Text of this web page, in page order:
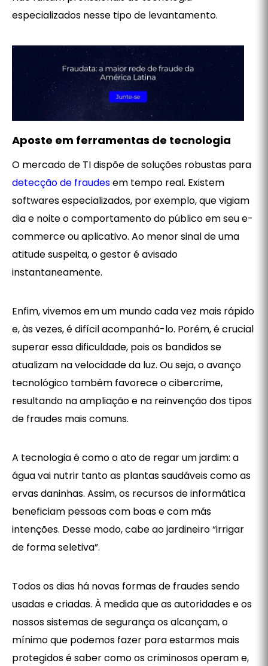
especializados nesse tipo de levantamento.
Aposte em ferramentas de tecnologia
O mercado de TI dispõe de soluções robustas para
detecção de fraudesem tempo real. Existem
softwares especializados, por exemplo, que vigiam
dia e noite o comportamento do público em seu e-
commerce ou aplicativo. Ao menor sinal de uma
atitude suspeita, o gestor é avisado
instantaneamente.
Enfim, vivemos em um mundo cada vez mais rápido
e, às vezes, é difícil acompanhá-lo. Porém, é crucial
superar essa dificuldade, pois os bandidos se
atualizam na velocidade da luz. Ou seja, o avanço
tecnológico também favorece o cibercrime,
resultando na ampliação e na reinvenção dos tipos
de fraudes mais comuns.
A tecnologia é como o ato de regar um jardim: a
água vai nutrir tanto as plantas saudáveis como as
ervas daninhas. Assim, os recursos de informática
beneficiam pessoas com boas e com más
intenções. Desse modo, cabe ao jardineiro “irrigar
de forma seletiva”.
Todos os dias há novas formas de fraudes sendo
usadas e criadas. À medida que as autoridades e os
nossos sistemas de segurança os alcançam, o
mínimo que podemos fazer para estarmos mais
protegidos é saber como os criminosos operam e,